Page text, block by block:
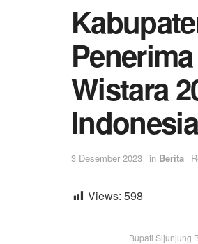
Wistara
Indonesia
3 Desember 2023 in Berita
Views: 598
Bupati Sijunjung